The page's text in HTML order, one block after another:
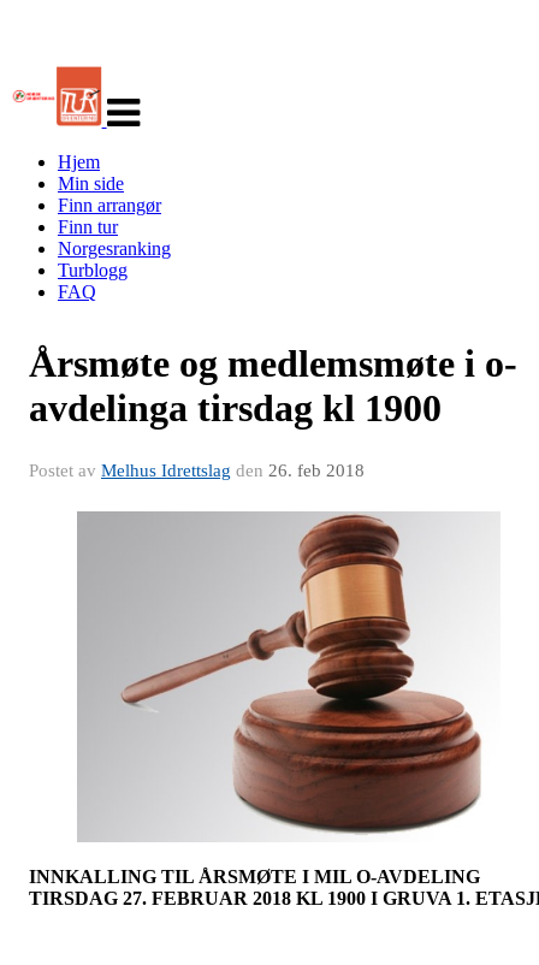
navigasjon
Hjem
Min side
Finn arrangør
Finn tur
Norgesranking
Turblogg
FAQ
Årsmøte og medlemsmøte i o-
avdelinga tirsdag kl 1900
Postet av Melhus Idrettslag den 26. feb 2018
INNKALLING TIL ÅRSMØTE I MIL O-AVDELING
TIRSDAG 27. FEBRUAR 2018 KL 1900 I GRUVA 1.